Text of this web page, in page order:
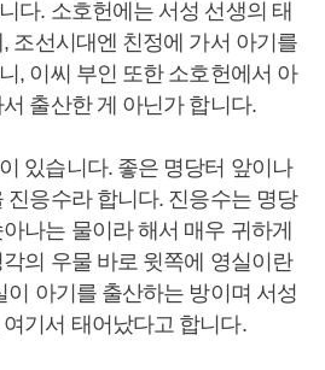
다. 소호헌에는 서성 선생의 태
조선시대엔 친정에 가서 아기를
, 이씨 부인 또한 소호헌에서 아
출산한 게 아닌가 합니다.
있습니다. 좋은 명당터 앞이나
진응수라 합니다. 진응수는 명당
나는 물이라 해서 매우 귀하게
의 우물 바로 윗쪽에 영실이란
이 아기를 출산하는 방이며 서성
기서 태어났다고 합니다.